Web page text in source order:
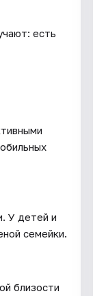
есть
У детей и
семейки.
близости